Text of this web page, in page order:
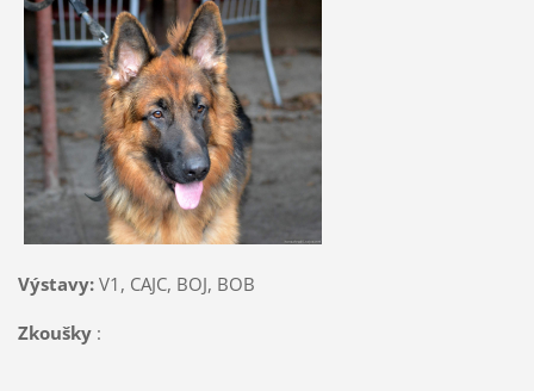
Výstavy:V1, CAJC, BOJ, BOB
Zkoušky: